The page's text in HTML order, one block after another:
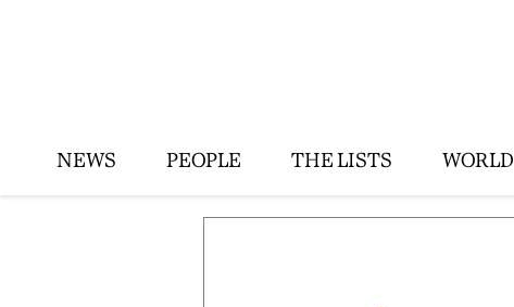
NEWS PEOPLE THE LISTS WORLD